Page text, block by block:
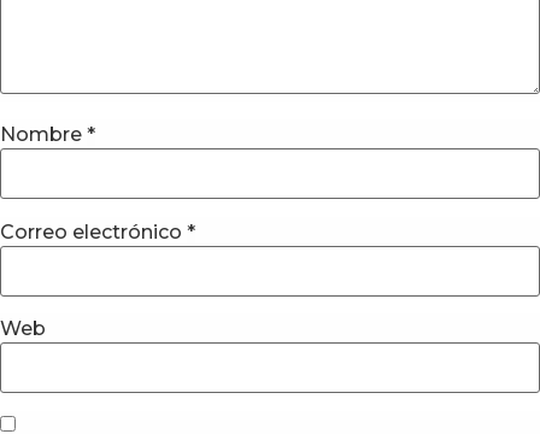
Nombre *
Correo electrónico *
Web